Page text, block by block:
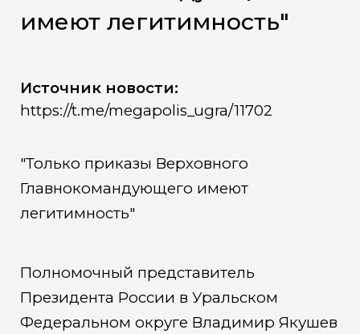
имеют легитимность"
Источник новости:
https://t.me/megapolis_ugra/11702
"Только приказы Верховного
Главнокомандующего имеют
легитимность"
Полномочный представитель
Президента России в Уральском
Федеральном округе Владимир Якушев